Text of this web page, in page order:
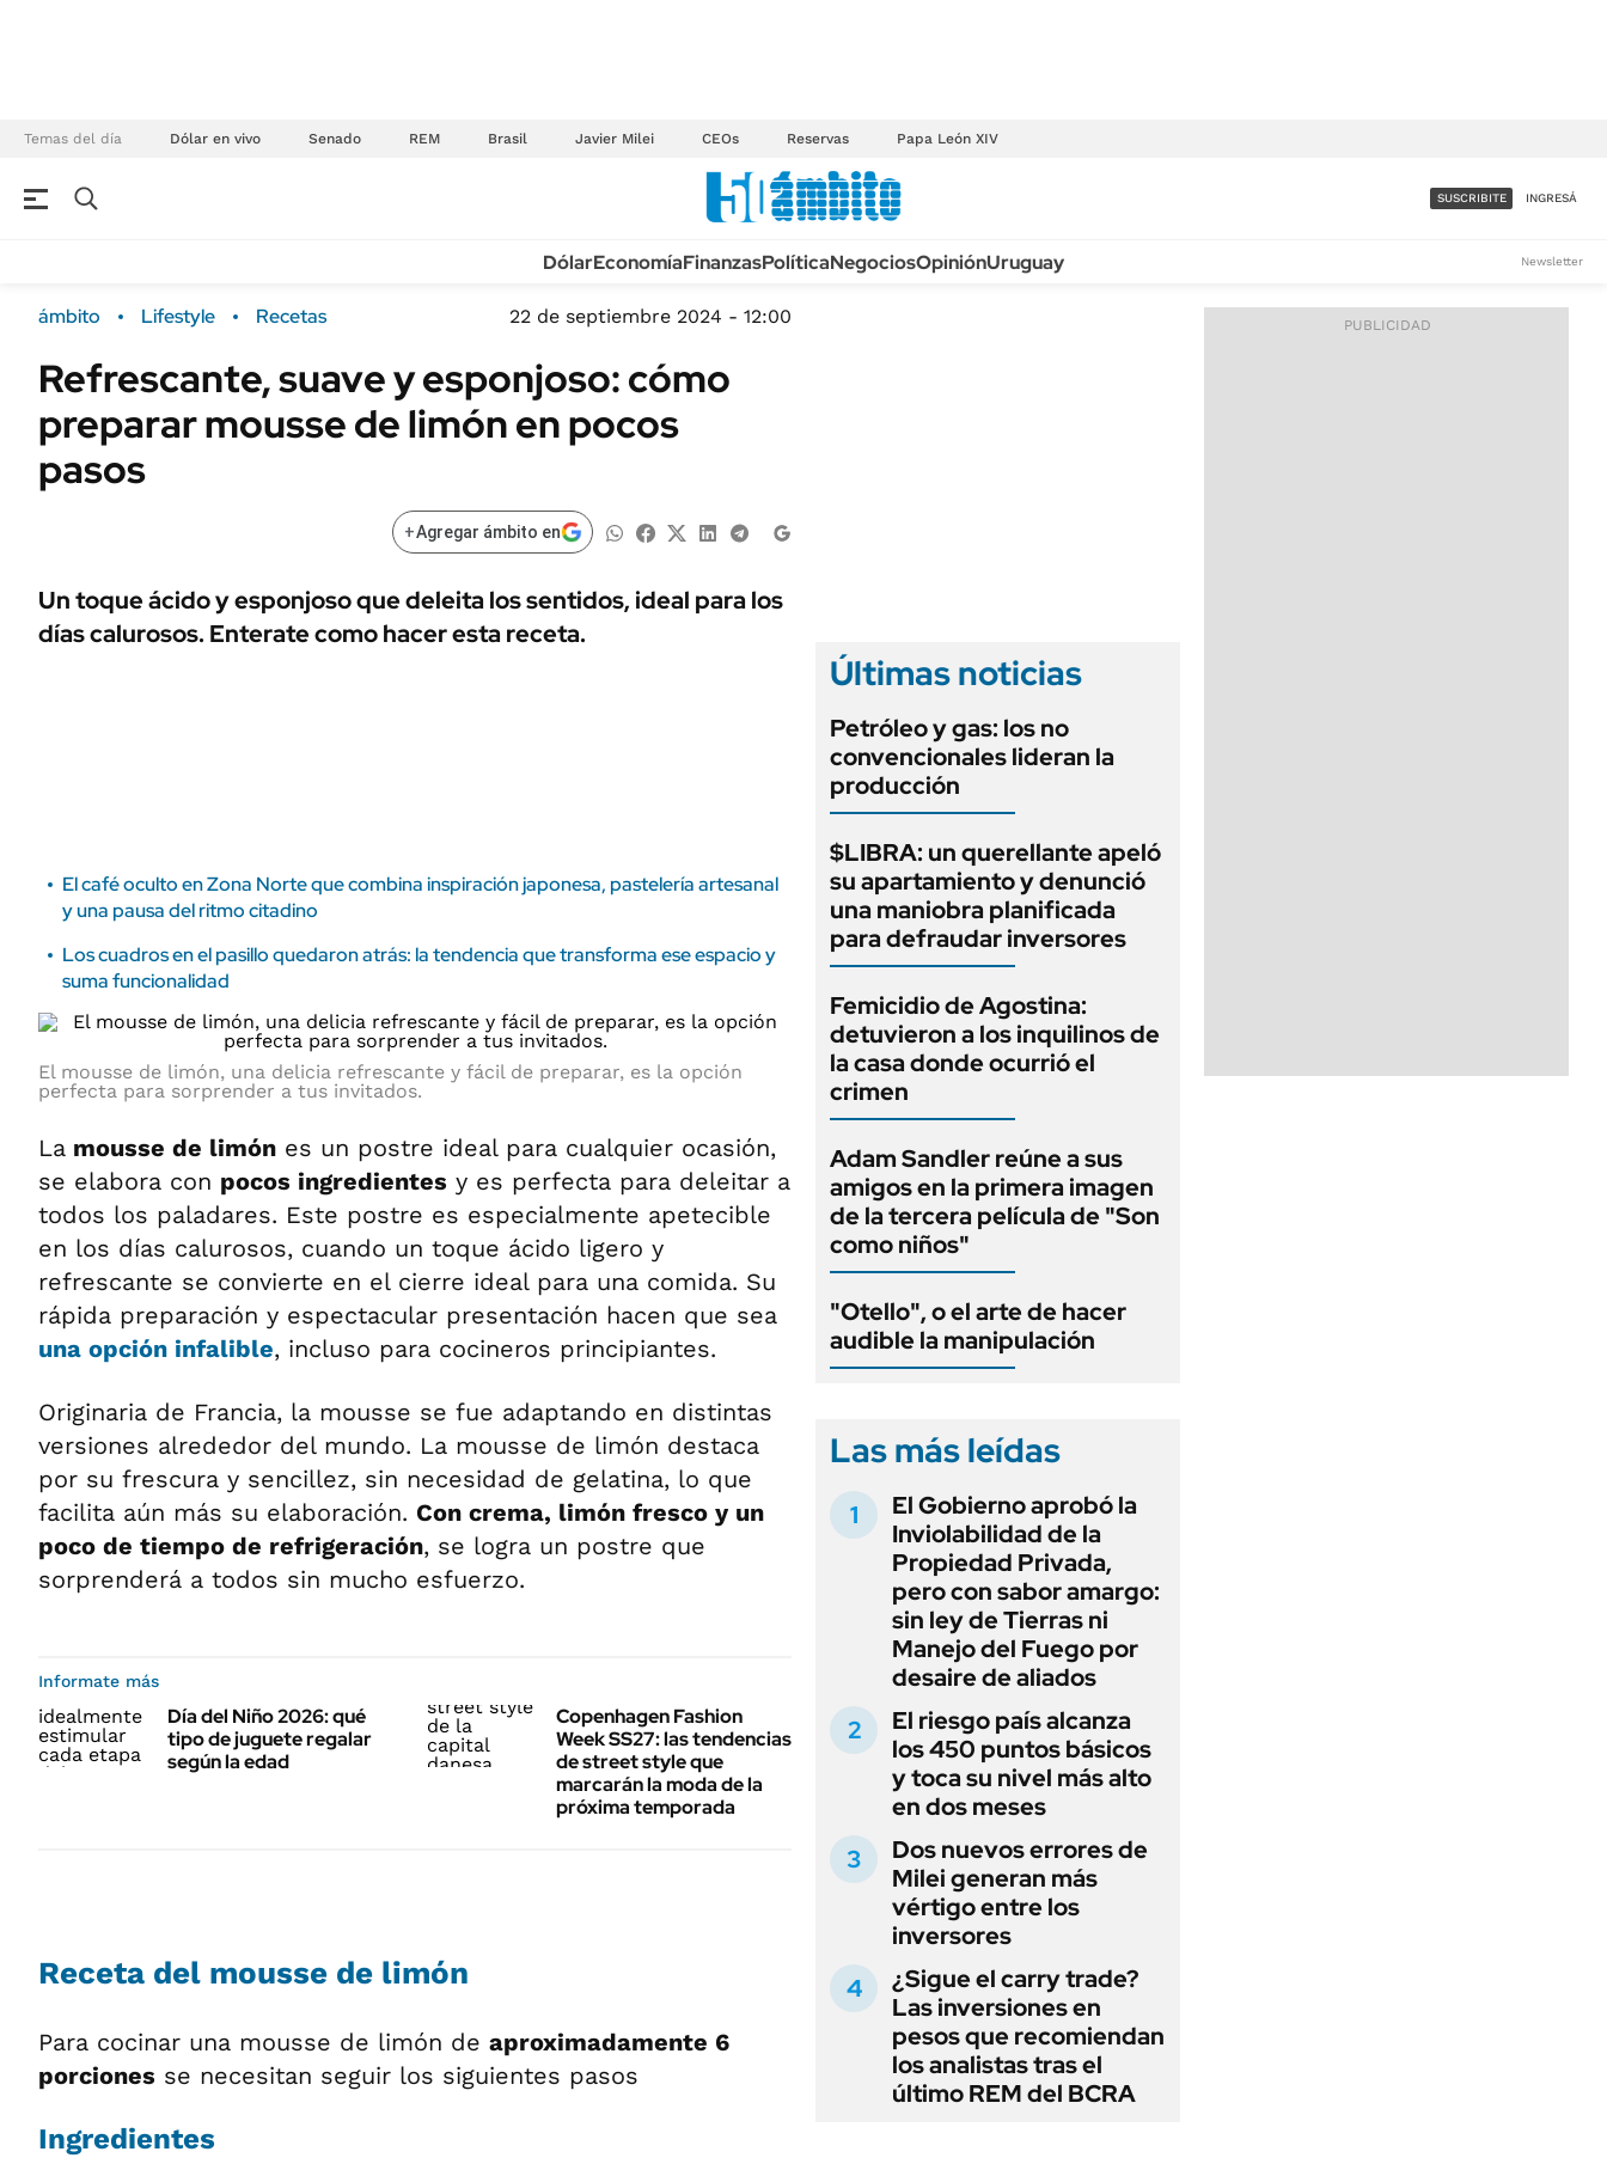
Temas del día Dólar en vivo Senado REM Brasil Javier Milei CEOs Reservas Papa León XIV
Campo
FINANZAS
Dólar
Sustentabilidad
Seguros
URUGUAY
TECNOLOGÍA
MÉXICO
MUNDO
INFORMACIÓN GENERAL
AUTOS
ACCESO FULL - $1.800/MES
SUSCRIBITE INGRESÁ
DólarEconomíaFinanzasPolíticaNegociosOpiniónUruguay Newsletter
ámbito Lifestyle Recetas 22 de septiembre 2024 - 12:00
Refrescante, suave y esponjoso: cómo
preparar mousse de limón en pocos
pasos
+Agregar ámbito en
Un toque ácido y esponjoso que deleita los sentidos, ideal para los
días calurosos. Enterate como hacer esta receta.
El café oculto en Zona Norte que combina inspiración japonesa, pastelería artesanal
y una pausa del ritmo citadino
Los cuadros en el pasillo quedaron atrás: la tendencia que transforma ese espacio y
suma funcionalidad
El mousse de limón, una delicia refrescante y fácil de preparar, es la opción
perfecta para sorprender a tus invitados.
La mousse de limón es un postre ideal para cualquier ocasión,
se elabora con pocos ingredientes y es perfecta para deleitar a
todos los paladares. Este postre es especialmente apetecible
en los días calurosos, cuando un toque ácido ligero y
refrescante se convierte en el cierre ideal para una comida. Su
rápida preparación y espectacular presentación hacen que sea
una opción infalible, incluso para cocineros principiantes.
Originaria de Francia, la mousse se fue adaptando en distintas
versiones alrededor del mundo. La mousse de limón destaca
por su frescura y sencillez, sin necesidad de gelatina, lo que
facilita aún más su elaboración. Con crema, limón fresco y un
poco de tiempo de refrigeración, se logra un postre que
sorprenderá a todos sin mucho esfuerzo.
Informate más
Día del Niño 2026: qué
tipo de juguete regalar
según la edad
Copenhagen Fashion
Week SS27: las tendencias
de street style que
marcarán la moda de la
próxima temporada
Receta del mousse de limón
Para cocinar una mousse de limón de aproximadamente 6
porciones se necesitan seguir los siguientes pasos
Ingredientes
Últimas noticias
Petróleo y gas: los no
convencionales lideran la
producción
$LIBRA: un querellante apeló
su apartamiento y denunció
una maniobra planificada
para defraudar inversores
Femicidio de Agostina:
detuvieron a los inquilinos de
la casa donde ocurrió el
crimen
Adam Sandler reúne a sus
amigos en la primera imagen
de la tercera película de "Son
como niños"
"Otello", o el arte de hacer
audible la manipulación
Las más leídas
El Gobierno aprobó la
Inviolabilidad de la
Propiedad Privada,
pero con sabor amargo:
sin ley de Tierras ni
Manejo del Fuego por
desaire de aliados
El riesgo país alcanza
los 450 puntos básicos
y toca su nivel más alto
en dos meses
Dos nuevos errores de
Milei generan más
vértigo entre los
inversores
¿Sigue el carry trade?
Las inversiones en
pesos que recomiendan
los analistas tras el
último REM del BCRA